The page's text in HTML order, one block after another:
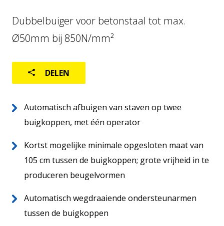
FABRIEKSAUTOMATISERING
GEBRUIKTE MACHINES
Dubbelbuiger voor betonstaal tot max.
Ø50mm bij 850N/mm²
DELEN
Automatisch afbuigen van staven op twee
buigkoppen, met één operator
Kortst mogelijke minimale opgesloten maat van
105 cm tussen de buigkoppen; grote vrijheid in te
produceren beugelvormen
Automatisch wegdraaiende ondersteunarmen
tussen de buigkoppen